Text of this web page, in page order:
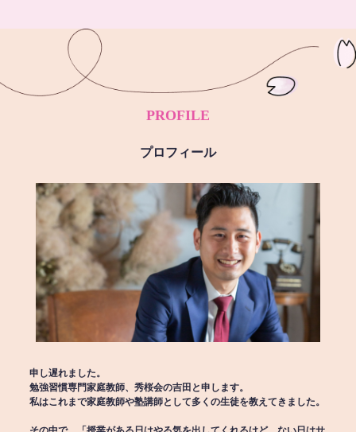
PROFILE
プロフィール
申し遅れました。
勉強習慣専門家庭教師、秀桜会の吉田と申します。
私はこれまで家庭教師や塾講師として多くの生徒を教えてきました。